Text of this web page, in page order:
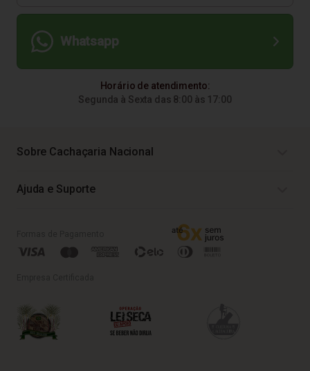
Whatsapp
Horário de atendimento:
Segunda à Sexta das 8:00 às 17:00
Sobre Cachaçaria Nacional
Ajuda e Suporte